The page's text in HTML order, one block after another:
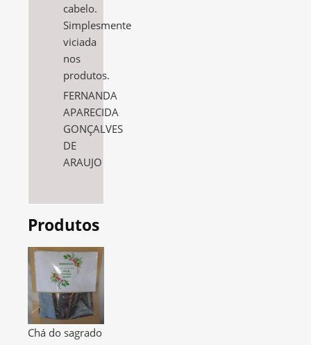
cabelo.
Simplesmente
viciada
nos
produtos.
FERNANDA
APARECIDA
GONÇALVES
DE
ARAUJO
Produtos
Chá do sagrado